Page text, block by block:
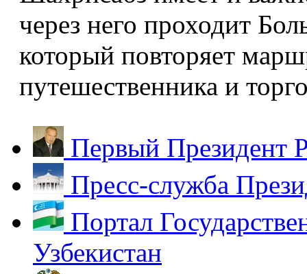
через него проходит
который повторяет
путешественника и
Первый Президент
Пресс-служба
Портал
Узбекистан